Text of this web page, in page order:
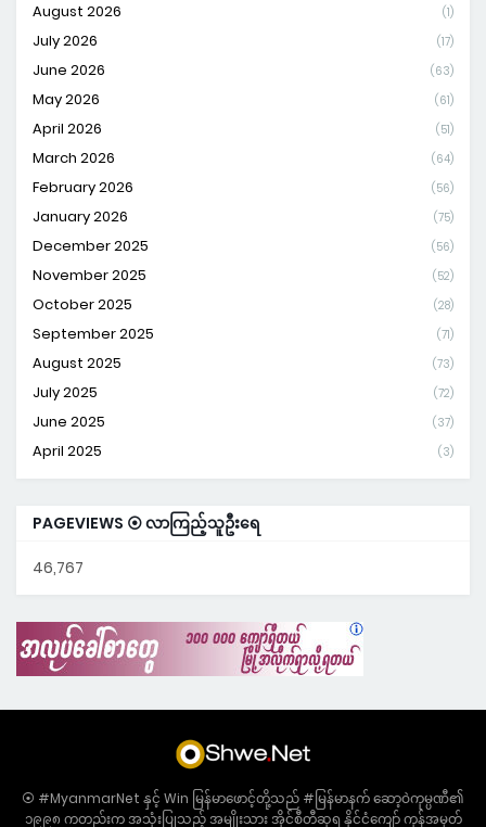
August 2026 (1)
July 2026 (17)
June 2026 (63)
May 2026 (61)
April 2026 (51)
March 2026 (64)
February 2026 (56)
January 2026 (75)
December 2025 (56)
November 2025 (52)
October 2025 (28)
September 2025 (71)
August 2025 (73)
July 2025 (72)
June 2025 (37)
April 2025 (3)
PAGEVIEWS ⦿ လာကြည့်သူဦးရေ
46,767
⦿ #MyanmarNet နှင့် Win မြန်မာဖောင့်တို့သည် #မြန်မာနက် ဆော့ဝဲကုမ္ပဏီ၏
၁၉၉၈ ကတည်းက အသုံးပြုသည့် အမျိုးသား အိုင်စီတီဆုရ နိုင်ငံကျော် ကုန်အမှတ်